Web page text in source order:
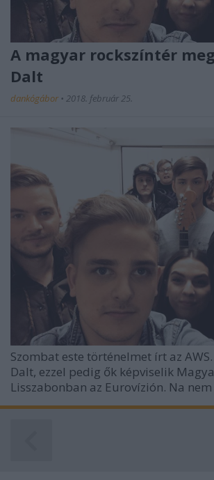
A magyar rockszíntér
Dalt
dankógábor • 2018. február 25.
Szombat este történelmet írt az
Dalt, ezzel pedig ők képviselik
Lisszabonban az Eurovízión. Na